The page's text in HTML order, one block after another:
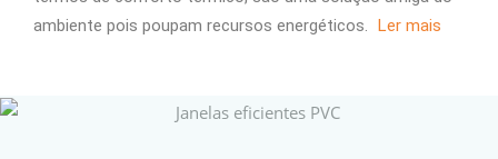
ambiente pois poupam recursos energéticos.
Ler mais